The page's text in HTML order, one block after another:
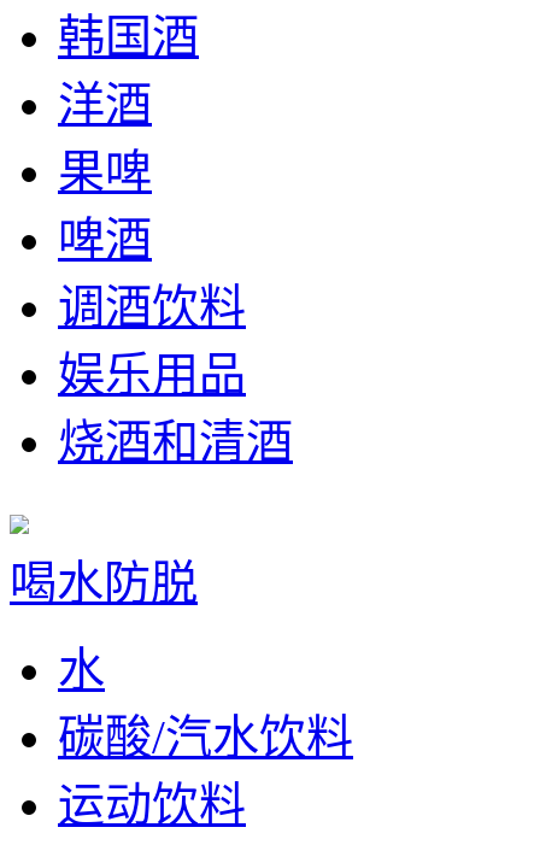
韩国酒
洋酒
果啤
啤酒
调酒饮料
娱乐用品
烧酒和清酒
喝水防脱
水
碳酸/汽水饮料
运动饮料